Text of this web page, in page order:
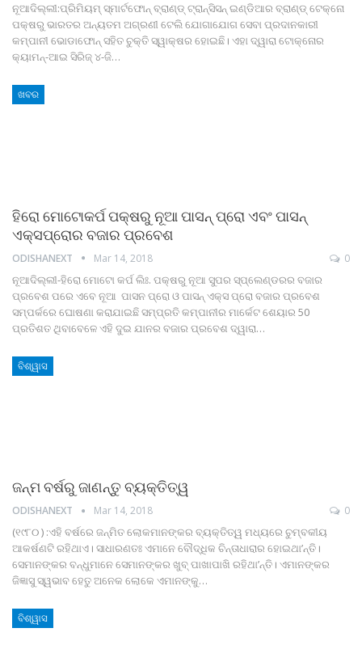
ନୂଆଦିଲ୍ଲୀ:ପ୍ରିମିୟମ୍‌ ସ୍ମାର୍ଟଫୋନ୍‌ ବ୍ରାଣ୍ଡ୍‌ ଟ୍ରାନ୍ସିସନ୍‌ ଇଣ୍ଡିଆର ବ୍ରାଣ୍ଡ୍‌ ଟେକ୍ନୋ
ପକ୍ଷରୁ ଭାରତର ଅନ୍ୟତମ ଅଗ୍ରଣୀ ଟେଲି ଯୋଗାଯୋଗ ସେବା ପ୍ରଦାନକାରୀ
କମ୍ପାନୀ ଭୋଡାଫୋନ୍‌ ସହିତ ଚୁକ୍ତି ସ୍ୱାକ୍ଷର ହୋଇଛି। ଏହା ଦ୍ୱାରା ଟୋକ୍ନୋର
କ୍ୟାମନ୍‌-ଆଇ ସିରିଜ୍‌ ୪-ଜି…
ଖବର
ହିରୋ ମୋଟୋକର୍ପ ପକ୍ଷରୁ ନୂଆ ପାସନ୍ ପ୍ରୋ ଏବଂ ପାସନ୍
ଏକ୍ସପ୍ରୋର ବଜାର ପ୍ରବେଶ
ODISHANEXT Mar 14, 2018 0
ନୂଆଦିଲ୍ଲୀ-ହିରୋ ମୋଟୋ କର୍ପ ଲିଃ. ପକ୍ଷରୁ ନୂଆ ସୁପର ସ୍ପ୍ଲେଣ୍ଡରର ବଜାର
ପ୍ରବେଶ ପରେ ଏବେ ନୂଆ ପାସନ ପ୍ରୋ ଓ ପାସନ୍‌ ଏକ୍ସ ପ୍ରୋ ବଜାର ପ୍ରବେଶ
ସମ୍ପର୍କରେ ଘୋଷଣା କରାଯାଇଛି ସମ୍ପ୍ରତି କମ୍ପାନୀର ମାର୍କେଟ ଶେୟାର 50
ପ୍ରତିଶତ ଥିବାବେଳେ ଏହି ଦୁଇ ଯାନର ବଜାର ପ୍ରବେଶ ଦ୍ୱାରା…
ବିଶ୍ୱାସ
ଜନ୍ମ ବର୍ଷରୁ ଜାଣନ୍ତୁ ବ୍ୟକ୍ତିତ୍ୱ
ODISHANEXT Mar 14, 2018 0
(୧୯୮୦ ) :ଏହି ବର୍ଷରେ ଜନ୍ମିତ ଲୋକମାନଙ୍କର ବ୍ୟକ୍ତିତ୍ୱ ମଧ୍ୟରେ ଚୁମ୍ବକୀୟ
ଆକର୍ଷଣଟି ରହିଥାଏ। ସାଧାରଣତଃ ଏମାନେ ବୌଦ୍ଧିକ ଚିନ୍ତାଧାରାର ହୋଇଥା’ନ୍ତି।
ସେମାନଙ୍କର ବନ୍ଧୁମାନେ ସେମାନଙ୍କର ଖୁବ୍‌ ପାଖାପାଖି ରହିଥା’ନ୍ତି। ଏମାନଙ୍କର
ଜିଜ୍ଞାସୁ ସ୍ୱଭାବ ହେତୁ ଅନେକ ଲୋକେ ଏମାନଙ୍କୁ…
ବିଶ୍ୱାସ